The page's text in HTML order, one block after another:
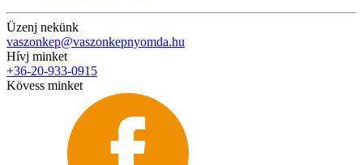
Üzenj nekünk
vaszonkep@vaszonkepnyomda.hu
Hívj minket
+36-20-933-0915
Kövess minket